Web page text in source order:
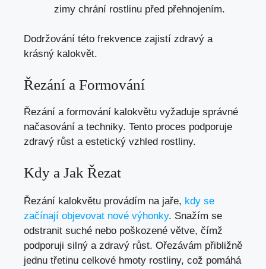
zimy chrání rostlinu před přehnojením.
Dodržování této frekvence zajistí zdravý a
krásný kalokvět.
Řezání a Formování
Řezání a formování kalokvětu vyžaduje správné
načasování a techniky. Tento proces podporuje
zdravý růst a estetický vzhled rostliny.
Kdy a Jak Řezat
Řezání kalokvětu provádím na jaře, kdy se
začínají objevovat nové výhonky. Snažím se
odstranit suché nebo poškozené větve, čímž
podporuji silný a zdravý růst. Ořezávám přibližně
jednu třetinu celkové hmoty rostliny, což pomáhá